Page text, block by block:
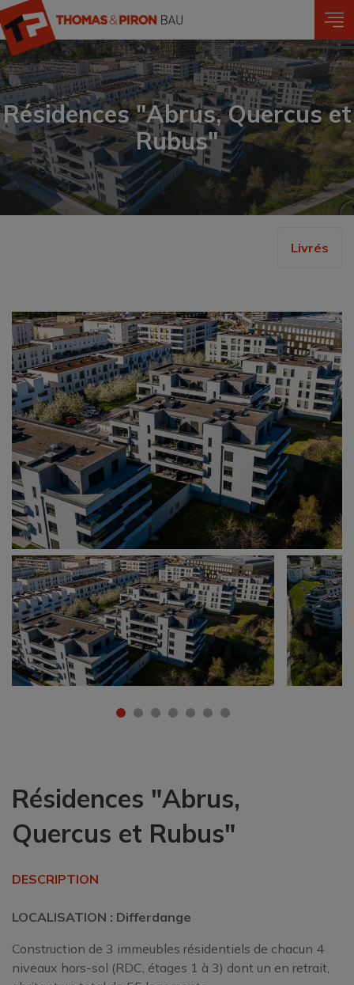
Aller
au
contenu
principal
Résidences "Abrus, Quercus et
Rubus"
Livrés
Résidences "Abrus,
Quercus et Rubus"
DESCRIPTION
LOCALISATION : Differdange
Construction de 3 immeubles résidentiels de chacun 4
niveaux hors-sol (RDC, étages 1 à 3) dont un en retrait,